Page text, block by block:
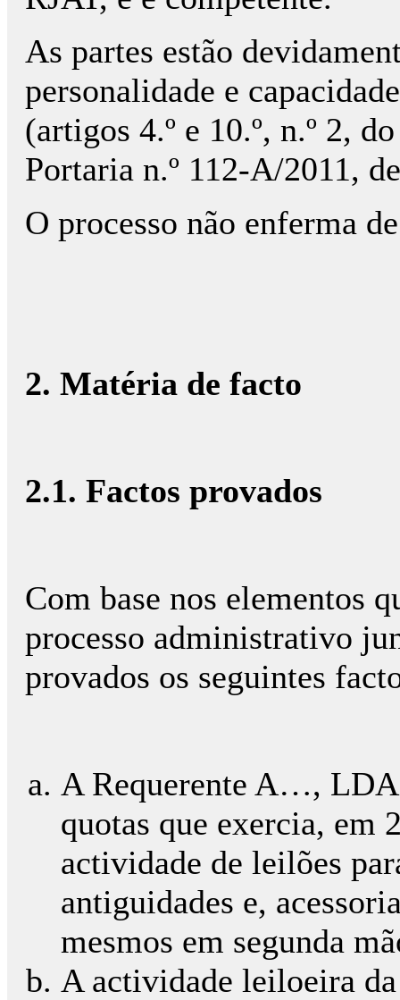
As partes estão
personalidade e
(artigos 4.º e 10.º, n.º 2,
Portaria n.º 112-A/2011,
O processo não enferma
2. Matéria de facto
2.1. Factos provados
Com base nos elementos
processo administrativo
provados os seguintes
A Requerente A…, LDA
quotas que exercia, em
actividade de leilões
antiguidades e,
mesmos em segunda
A actividade leiloeira da